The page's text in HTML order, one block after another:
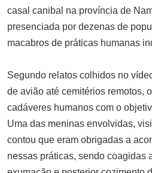
ABRIL
Jovem
gás
Órgãos
casal canibal na província de
presenciada por dezenas de
macabros de práticas humanas
Segundo relatos colhidos no
de avião até cemitérios remotos,
cadáveres humanos com o
Uma das meninas envolvidas,
contou que eram obrigadas a
nessas práticas, sendo coagidas